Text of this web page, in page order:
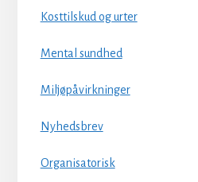
Kosttilskud og urter
Mental sundhed
Miljøpåvirkninger
Nyhedsbrev
Organisatorisk